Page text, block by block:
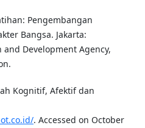
Pengembangan
Bangsa. Jakarta:
Development Agency,
Kognitif, Afektif dan
. Accessed on October